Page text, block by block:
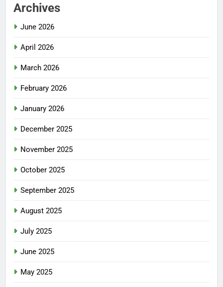
Archives
June 2026
April 2026
March 2026
February 2026
January 2026
December 2025
November 2025
October 2025
September 2025
August 2025
July 2025
June 2025
May 2025